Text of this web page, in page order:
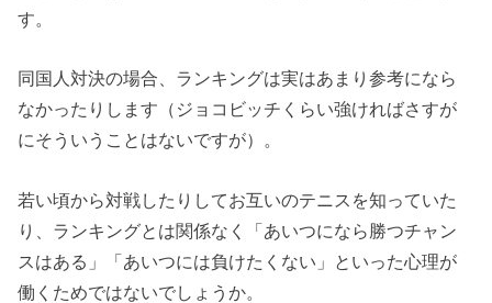
す。
同国人対決の場合、ランキングは実はあまり参考になら
なかったりします（ジョコビッチくらい強ければさすが
にそういうことはないですが）。
若い頃から対戦したりしてお互いのテニスを知っていた
り、ランキングとは関係なく「あいつになら勝つチャン
スはある」「あいつには負けたくない」といった心理が
働くためではないでしょうか。